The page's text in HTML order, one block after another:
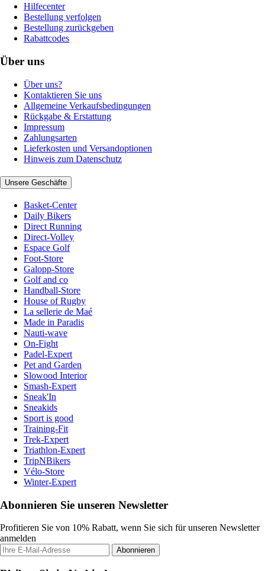
Hilfecenter
Bestellung verfolgen
Bestellung zurückgeben
Rabattcodes
Über uns
Über uns?
Kontaktieren Sie uns
Allgemeine Verkaufsbedingungen
Rückgabe & Erstattung
Impressum
Zahlungsarten
Lieferkosten und Versandoptionen
Hinweis zum Datenschutz
Unsere Geschäfte
Basket-Center
Daily Bikers
Direct Running
Direct-Volley
Espace Golf
Foot-Store
Galopp-Store
Golf and co
Handball-Store
House of Rugby
La sellerie de Maé
Made in Paradis
Nauti-wave
On-Fight
Padel-Expert
Pet and Garden
Slowood Interior
Smash-Expert
Sneak'In
Sneakids
Sport is good
Training-Fit
Trek-Expert
Triathlon-Expert
TripNBikers
Vélo-Store
Winter-Expert
Abonnieren Sie unseren Newsletter
Profitieren Sie von 10% Rabatt, wenn Sie sich für unseren Newsletter
anmelden
Abonnieren